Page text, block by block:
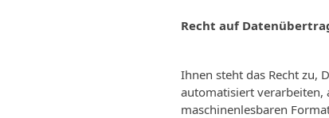
Recht auf
Ihnen steht das Recht zu,
automatisiert verarbeiten,
maschinenlesbaren